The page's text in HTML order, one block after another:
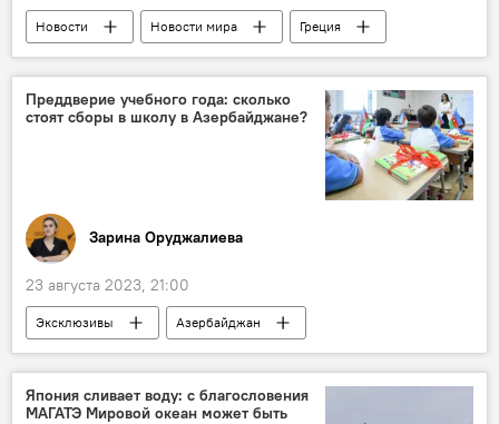
Новости Новости мира
Греция
ООН
УВКБ ООН
Беженцы
Расизм
Преддверие учебного года: сколько
стоят сборы в школу в Азербайджане?
Зарина Оруджалиева
23 августа 2023, 21:00
Эксклюзивы
Азербайджан
Общество
Образование
Школа
Япония сливает воду: с благословения
МАГАТЭ Мировой океан может быть